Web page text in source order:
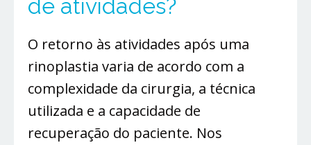
de atividades?
O retorno às atividades após uma
rinoplastia varia de acordo com a
complexidade da cirurgia, a técnica
utilizada e a capacidade de
recuperação do paciente. Nos